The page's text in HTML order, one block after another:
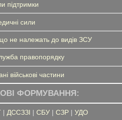
підтримки
сили
не належать до видів ЗСУ
правопорядку
військові частини
ФОРМУВАННЯ:
| ДССЗЗІ | СБУ| СЗР| УДО